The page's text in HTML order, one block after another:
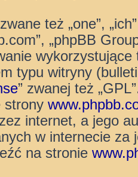
też „one”,
„phpBB
typu witryny
” zwanej też
strony
internet, a jego
w internecie za
na stronie